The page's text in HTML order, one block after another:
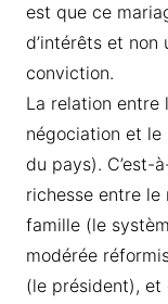
est que ce
d’intérêts et non
conviction.
La relation entre
négociation et le
du pays).
richesse entre le
famille (le
modérée
(le président),